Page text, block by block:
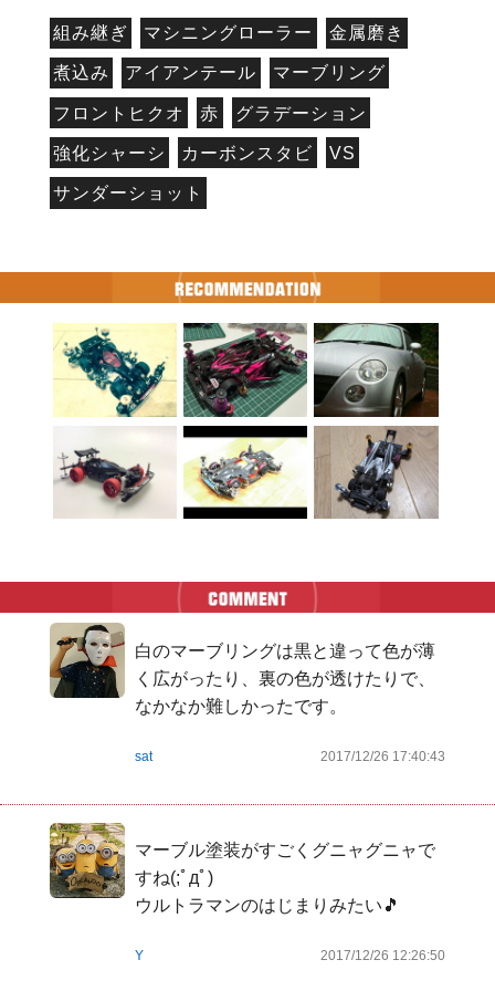
組み継ぎ マシニングローラー 金属磨き
煮込み アイアンテール マーブリング
フロントヒクオ 赤 グラデーション
強化シャーシ カーボンスタビ VS
サンダーショット
白のマーブリングは黒と違って色が薄
く広がったり、裏の色が透けたりで、
なかなか難しかったです。
sat 2017/12/26 17:40:43
マーブル塗装がすごくグニャグニャで
すね(;ﾟдﾟ)
ウルトラマンのはじまりみたい🎵
Y 2017/12/26 12:26:50